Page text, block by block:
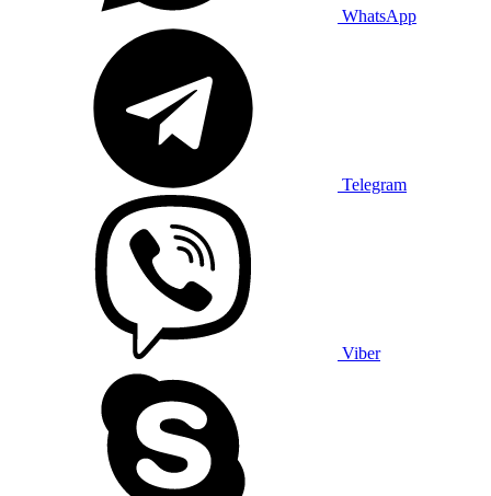
WhatsApp
Telegram
Viber